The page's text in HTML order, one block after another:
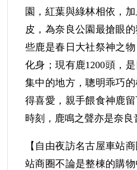
園，紅葉與綠林相依，
皮，為奈良公園最搶眼
些鹿是春日大社祭神之
化身；現有鹿1200頭，
集中的地方，聰明乖巧
得喜愛，親手餵食神鹿
時刻，鹿鳴之聲亦是奈良
【自由夜訪名古屋車站
站商圈不論是整棟的購